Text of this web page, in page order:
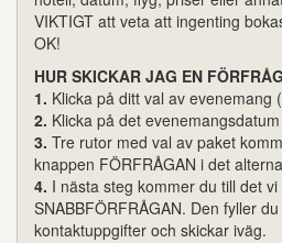
VIKTIGT att veta att ingenting
OK!
HUR SKICKAR JAG EN
1. Klicka på ditt val av evenemang
2. Klicka på det
3. Tre rutor med val av paket
knappen FÖRFRÅGAN i det
4. I nästa steg kommer du till det vi
SNABBFÖRFRÅGAN. Den fyller
kontaktuppgifter och skickar iväg.